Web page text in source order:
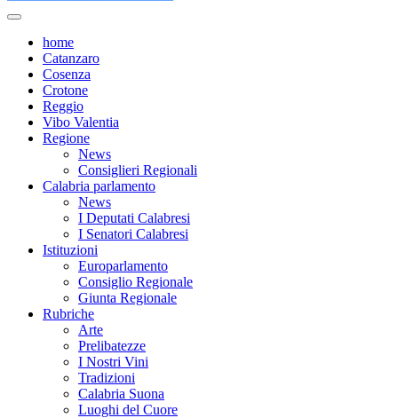
home
Catanzaro
Cosenza
Crotone
Reggio
Vibo Valentia
Regione
News
Consiglieri Regionali
Calabria parlamento
News
I Deputati Calabresi
I Senatori Calabresi
Istituzioni
Europarlamento
Consiglio Regionale
Giunta Regionale
Rubriche
Arte
Prelibatezze
I Nostri Vini
Tradizioni
Calabria Suona
Luoghi del Cuore